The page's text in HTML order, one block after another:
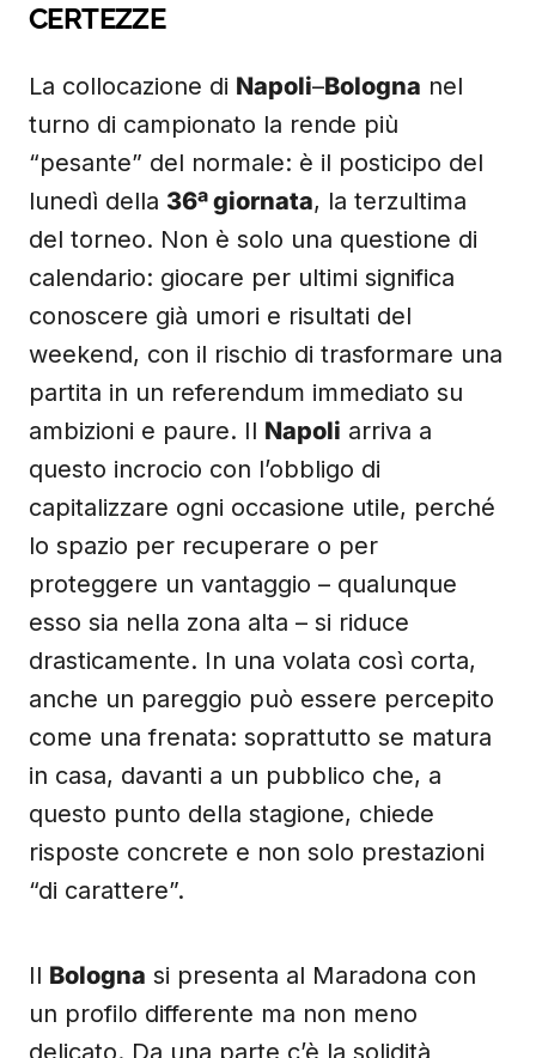
CERTEZZE
La collocazione di Napoli–Bologna nel
turno di campionato la rende più
“pesante” del normale: è il posticipo del
lunedì della 36ª giornata, la terzultima
del torneo. Non è solo una questione di
calendario: giocare per ultimi significa
conoscere già umori e risultati del
weekend, con il rischio di trasformare una
partita in un referendum immediato su
ambizioni e paure. Il Napoli arriva a
questo incrocio con l’obbligo di
capitalizzare ogni occasione utile, perché
lo spazio per recuperare o per
proteggere un vantaggio – qualunque
esso sia nella zona alta – si riduce
drasticamente. In una volata così corta,
anche un pareggio può essere percepito
come una frenata: soprattutto se matura
in casa, davanti a un pubblico che, a
questo punto della stagione, chiede
risposte concrete e non solo prestazioni
“di carattere”.
Il Bologna si presenta al Maradona con
un profilo differente ma non meno
delicato. Da una parte c’è la solidità